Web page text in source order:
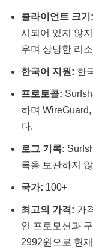
클라이언트 크기:
시되어 있지 않
우며 상당한 리
한국어 지원: 한
프로토콜:
하며
다.
로그 기록:
록을 보관하지
국가: 100+
최고의 가격: 가
인 프로모션과
2992원으로 현